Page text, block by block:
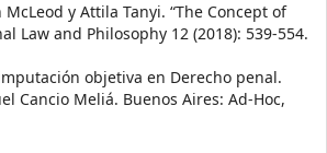
y Attila Tanyi. “The Concept of
Law and Philosophy 12 (2018): 539-554.
objetiva en Derecho penal.
Cancio Meliá. Buenos Aires: Ad-Hoc,